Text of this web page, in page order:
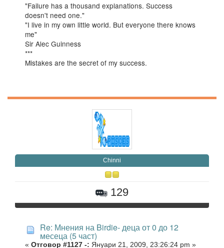
"Failure has a thousand explanations. Success
doesn't need one."
"I live in my own little world. But everyone there knows
me"
Sir Alec Guinness
***
Mistakes are the secret of my success.
Chinni
129
Re: Мнения на Birdie- деца от 0 до 12
месеца (5 част)
« Отговор #1127 -: Януари 21, 2009, 23:26:24 pm »